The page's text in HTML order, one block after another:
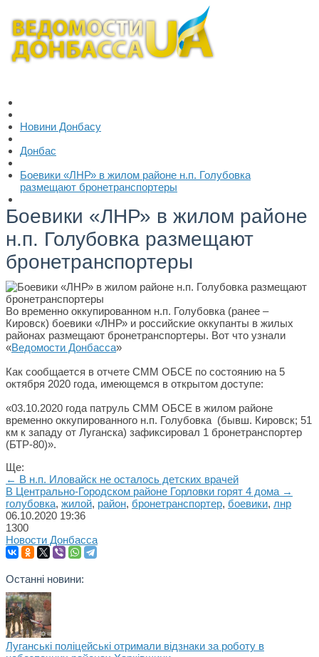
Новини Донбасу
Донбас
Боевики «ЛНР» в жилом районе н.п. Голубовка
размещают бронетранспортеры
Боевики «ЛНР» в жилом районе
н.п. Голубовка размещают
бронетранспортеры
Во временно оккупированном н.п. Голубовка (ранее –
Кировск) боевики «ЛНР» и российские оккупанты в жилых
районах размещают бронетранспортеры. Вот что узнали
«Ведомости Донбасса»
Как сообщается в отчете СММ ОБСЕ по состоянию на 5
октября 2020 года, имеющемся в открытом доступе:
«03.10.2020 года патруль СММ ОБСЕ в жилом районе
временно оккупированного н.п. Голубовка (бывш. Кировск; 51
км к западу от Луганска) зафиксировал 1 бронетранспортер
(БТР-80)».
Ще:
← В н.п. Иловайск не осталось детских врачей
В Центрально-Городском районе Горловки горят 4 дома →
голубовка, жилой, район, бронетранспортер, боевики, лнр
06.10.2020 19:36
1300
Новости Донбасса
Останні новини:
Луганські поліцейські отримали відзнаки за роботу в